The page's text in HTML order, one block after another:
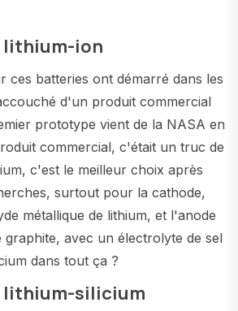
lithium-ion
ces batteries ont démarré dans les
d'un produit commercial
prototype vient de la NASA en
commercial, c'était un truc de
c'est le meilleur choix après
surtout pour la cathode,
métallique de lithium, et l'anode
avec un électrolyte de sel
dans tout ça ?
lithium-silicium